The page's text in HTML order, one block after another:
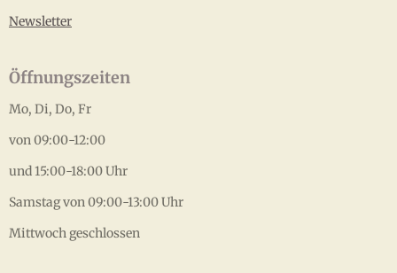
Newsletter
Öffnungszeiten
Mo, Di, Do, Fr
von 09:00-12:00
und 15:00-18:00 Uhr
Samstag von 09:00-13:00 Uhr
Mittwoch geschlossen